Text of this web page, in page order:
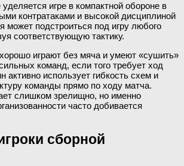
игре в компактной обороне в
контратаками и высокой дисциплиной
может подстроиться под игру любого
соответствующую тактику.
играют без мяча и умеют «сушить»
команд, если того требует ход
активно использует гибкость схем и
команды прямо по ходу матча.
слишком зрелищно, но именно
часто добивается
сборной